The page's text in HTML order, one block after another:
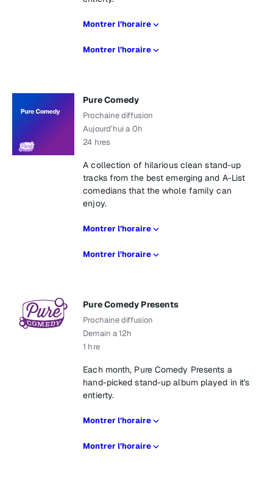
Montrer l’horaire
Montrer l’horaire
Pure Comedy
Prochaine diffusion
Aujourd’hui a 0h
24 hres
A collection of hilarious clean stand-up
tracks from the best emerging and A-List
comedians that the whole family can
enjoy.
Montrer l’horaire
Montrer l’horaire
Pure Comedy Presents
Prochaine diffusion
Demain a 12h
1 hre
Each month, Pure Comedy Presents a
hand-picked stand-up album played in it's
entierty.
Montrer l’horaire
Montrer l’horaire